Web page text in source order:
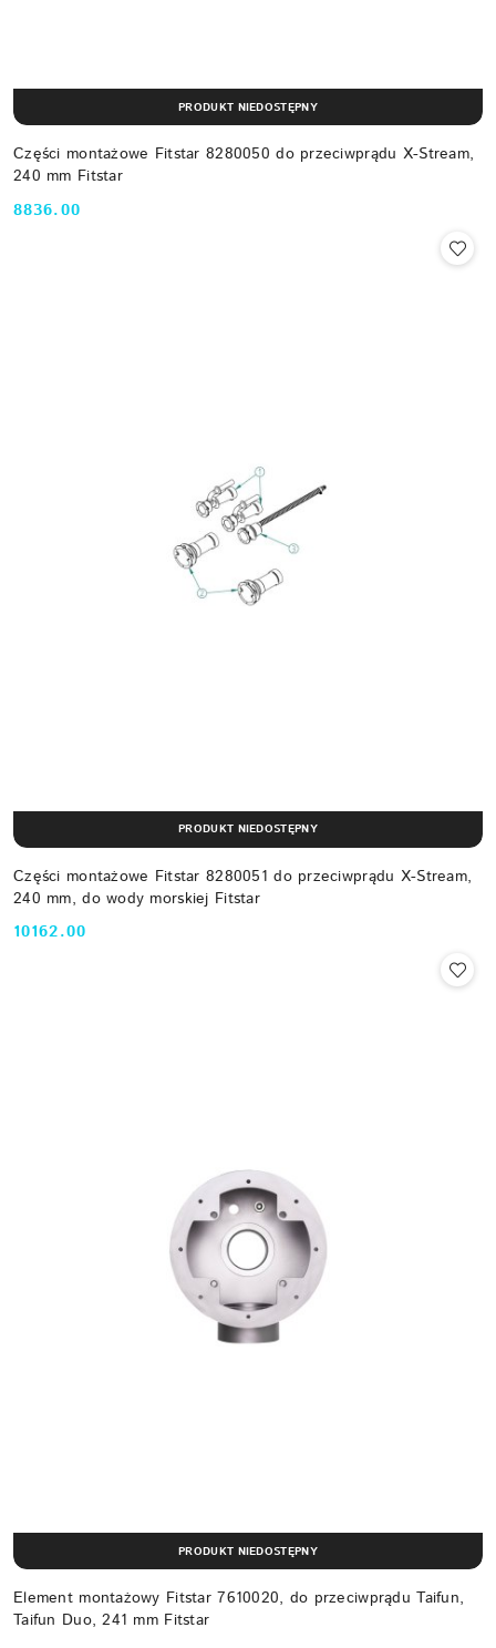
Części montażowe Fitstar 8280050 do przeciwprądu X-Stream,
240 mm Fitstar
Cena:
8836.00
PRODUKT NIEDOSTĘPNY
Części montażowe Fitstar 8280051 do przeciwprądu X-Stream,
240 mm, do wody morskiej Fitstar
Cena:
10162.00
PRODUKT NIEDOSTĘPNY
Element montażowy Fitstar 7610020, do przeciwprądu Taifun,
Taifun Duo, 241 mm Fitstar
PRODUKT NIEDOSTĘPNY